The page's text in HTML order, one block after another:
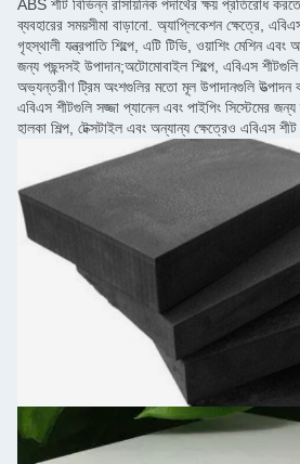
ABS শীট বিভিন্ন রাসায়নিক পদার্থের ক্ষয় প্রতিরোধ
ব্যবহারের সময়সীমা বাড়ানো. অ্যাপ্লিকেশন ক্ষেত্রে,
গৃহস্থালী যন্ত্রপাতি শিল্পে, এটি টিভি, ওয়াশিং মেশিন এবং
জন্য পছন্দসই উপাদান;অটোমোবাইল শিল্পে, এবিএস শীটগুলি
অভ্যন্তরীণ ট্রিম অংশগুলির মতো মূল উপাদানগুলি উত্পাদন
এবিএস শীটগুলি সজ্জা প্যানেল এবং পাইপিং সিস্টেমের
হালকা শিল্প, টেক্সটাইল এবং অন্যান্য ক্ষেত্রেও এবিএস